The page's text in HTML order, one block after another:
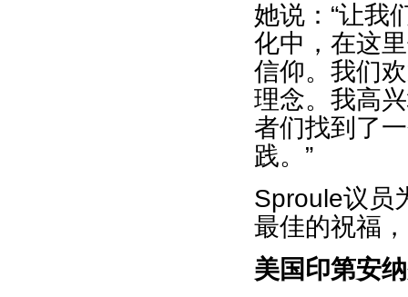
她说：“让我
化中，在这
信仰。我们
理念。我高
者们找到了
践。”
Sproule议员
最佳的祝福
美国印第安